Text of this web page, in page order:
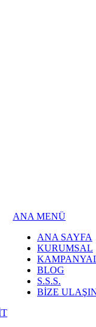
ANA MENÜ
ANA SAYFA
KURUMSAL
BLOG
S.S.S.
BİZE